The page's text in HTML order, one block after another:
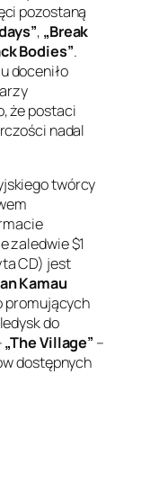
pozostaną
, „Break
Bodies”.
doceniło
że postaci
nadal
twórcy
zaledwie $1
CD) jest
Kamau
promujących
do
„The Village” –
dostępnych